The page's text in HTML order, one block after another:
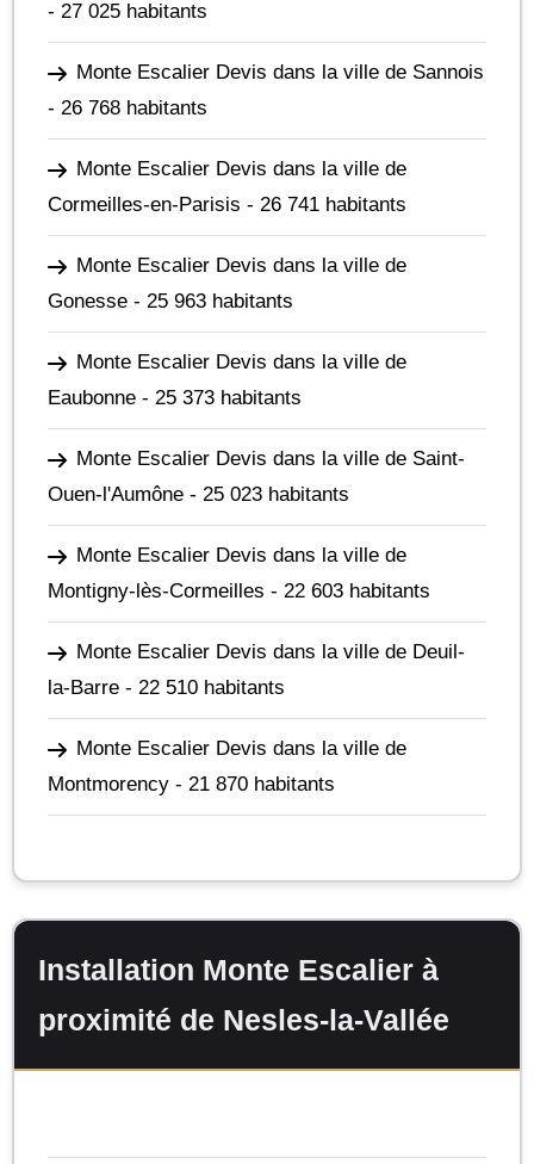
- 27 025 habitants
Monte Escalier Devis dans la ville de Sannois
- 26 768 habitants
Monte Escalier Devis dans la ville de
Cormeilles-en-Parisis - 26 741 habitants
Monte Escalier Devis dans la ville de
Gonesse - 25 963 habitants
Monte Escalier Devis dans la ville de
Eaubonne - 25 373 habitants
Monte Escalier Devis dans la ville de Saint-
Ouen-l'Aumône - 25 023 habitants
Monte Escalier Devis dans la ville de
Montigny-lès-Cormeilles - 22 603 habitants
Monte Escalier Devis dans la ville de Deuil-
la-Barre - 22 510 habitants
Monte Escalier Devis dans la ville de
Montmorency - 21 870 habitants
Installation Monte Escalier à
proximité de Nesles-la-Vallée